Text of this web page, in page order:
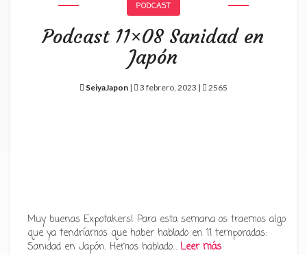
PODCAST
Podcast 11×08 Sanidad en
Japón
SeiyaJapon | 3 febrero, 2023 | 2565
Muy buenas Expotakers! Para esta semana os traemos algo
que ya tendríamos que haber hablado en 11 temporadas:
Sanidad en Japón. Hemos hablado… Leer más